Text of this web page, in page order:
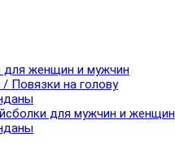
для женщин и мужчин
Повязки на голову
для мужчин и женщин